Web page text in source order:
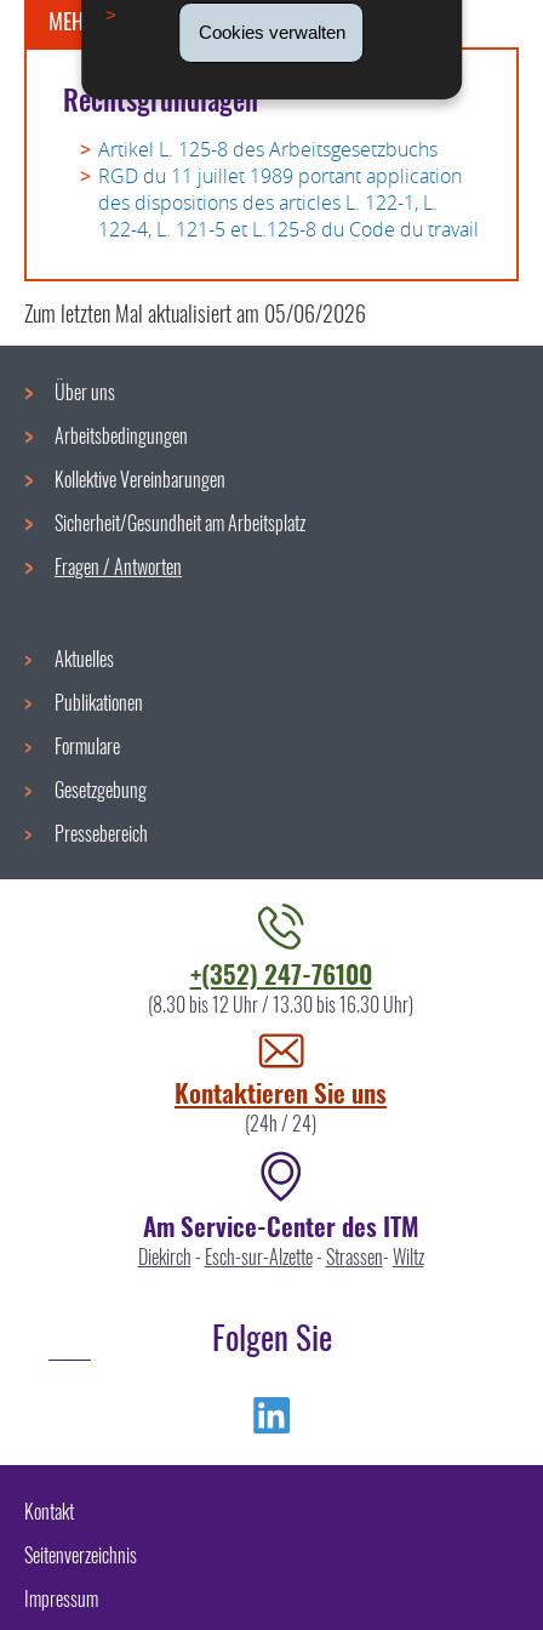
Cookies verwalten
MEHR DAZU
Rechtsgrundlagen
Artikel L. 125-8 des Arbeitsgesetzbuchs
RGD du 11 juillet 1989 portant application
des dispositions des articles L. 122-1, L.
122-4, L. 121-5 et L.125-8 du Code du travail
Zum letzten Mal aktualisiert am 05/06/2026
Navigationsmenü
Über uns
Arbeitsbedingungen
Kollektive Vereinbarungen
Sicherheit/Gesundheit am Arbeitsplatz
Fragen / Antworten
Aktuelles
Publikationen
Formulare
Gesetzgebung
Pressebereich
+(352) 247-76100
(8.30 bis 12 Uhr / 13.30 bis 16.30 Uhr)
Kontaktieren Sie uns
(24h / 24)
Am Service-Center des ITM
Diekirch- Esch-sur-Alzette-Strassen-Wiltz
Folgen Sie
Kontakt
Seitenverzeichnis
Impressum